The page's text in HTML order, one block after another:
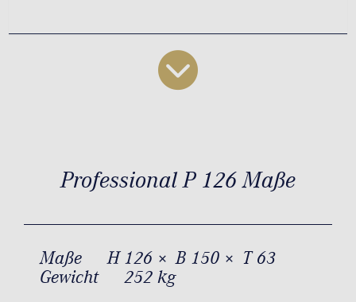
Professional P 126 Maße
Maße
H 126 × B 150 × T 63
Gewicht
252 kg